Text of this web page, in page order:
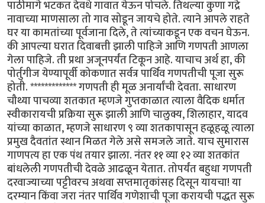
पाठीमागे भटकत देवधे गावात येऊन पोचले. तिथल्या कुणा गद्रे
नावाच्या माणसाला तो गाव सोडून जायचे होते. त्याने आपले राहते
घर या कामतांच्या पूर्वजाना दिले, ते त्यांच्याकडून एक वचन घेऊन.
की आपल्या घरात दिवाबत्ती झाली पाहिजे आणि गणपती आणला
गेला पाहिजे. ती प्रथा अजूनपर्यंत टिकून आहे. याचाच अर्थ हा, की
पोर्तुगीज येण्यापूर्वी कोकणात सर्वत्र पार्थिव गणपतीची पूजा सुरू
होती. ************* गणपती ही मूळ अनार्यांची देवता. साधारण
चौथ्या पाचव्या शतकात म्हणजे गुप्तकाळात त्याला वैदिक धर्मात
स्वीकारायची प्रक्रिया सुरू झाली आणि चालुक्य, शिलाहार, यादव
यांच्या काळात, म्हणजे साधारण ९ व्या शतकापासून हळूहळू त्याला
प्रमुख दैवतांत स्थान मिळत गेले असे समजले जाते. याच सुमारास
गाणपत्य हा एक पंथ तयार झाला. नंतर ११ व्या १२ व्या शतकांत
बांधलेली गणपतीची देवळे आढळून येतात. तोपर्यंत बहुधा गणपती
दरवाज्याच्या पट्टीवरच अथवा सप्तमातृकांसह दिसून यायचा! या
दरम्यान किंवा जरा नंतर पार्थिव गणेशाची पूजा करायची पद्धत सुरू